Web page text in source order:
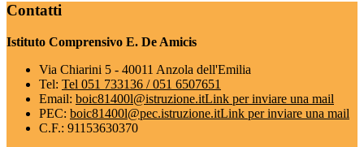
Contatti
Istituto Comprensivo E. De Amicis
Via Chiarini 5 - 40011 Anzola dell'Emilia
Tel: Tel 051 733136 / 051 6507651
Email: boic81400l@istruzione.itLink per inviare una mail
PEC: boic81400l@pec.istruzione.itLink per inviare una mail
C.F.: 91153630370